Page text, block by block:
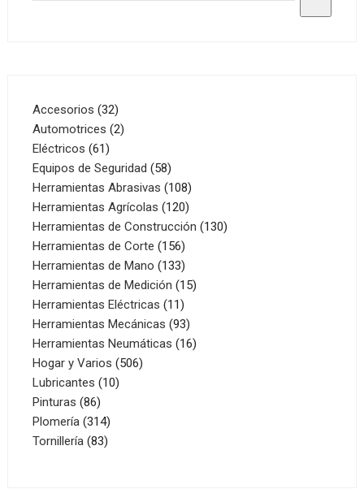
Accesorios 3232
productos
Automotrices 22
Eléctricos 6161
productos
Equipos de Seguridad 5858
productos
Herramientas Abrasivas 108108
productos
Herramientas Agrícolas 120120
productos
Herramientas de Construcción 130130
Herramientas de Corte 156156
productos
Herramientas de Mano 133133
productos
Herramientas de Medición 1515
Herramientas Eléctricas 1111
productos
Herramientas Mecánicas 9393
productos
Herramientas Neumáticas 1616
Hogar y Varios 506506
Lubricantes 1010
Pinturas 8686
productos
Plomería 314314
productos
Tornillería 8383